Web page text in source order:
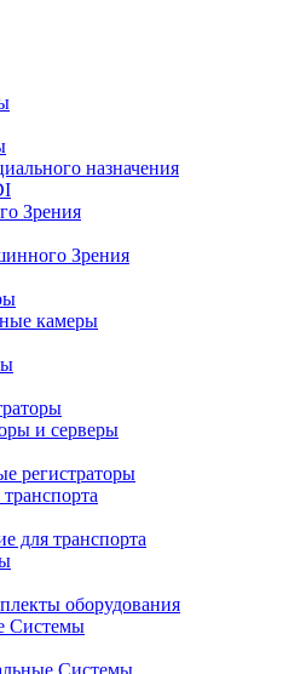
назначения
Зрения
Зрения
камеры
и серверы
регистраторы
для транспорта
оборудования
Системы
Системы